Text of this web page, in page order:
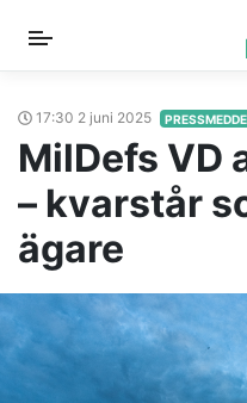
17:30 2 juni 2025
MilDefs VD
– kvarstår
ägare